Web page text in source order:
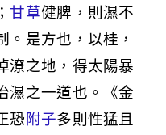
甘草健脾，則濕不
。是方也，以桂，
潦之地，得太陽暴
濕之一道也。《金
恐附子多則性猛且